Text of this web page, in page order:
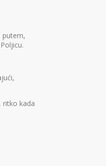
putem,
ritko kada